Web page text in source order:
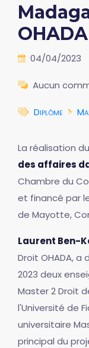
04/04/2023
Aucun
Diplôme
La réalisation
des affaires
Chambre du
et financé par
de Mayotte,
Laurent Ben-
Droit OHADA,
2023 deux
Master 2 Droit
l'Université de
universitaire
principal du